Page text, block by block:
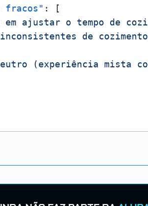
fracos" :
[
ajustar o tempo de
de
(experiência mista